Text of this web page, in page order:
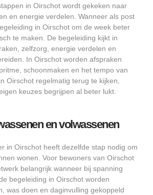
in Oirschot wordt gekeken naar
en energie verdelen. Wanneer als post
in Oirschot om de week beter
te maken. De begeleiding kijkt in
zelfzorg, energie verdelen en
In Oirschot worden afspraken
schoonmaken en het tempo van
Oirschot regelmatig terug te kijken,
keuzes begrijpen al beter lukt.
en volwassenen
in Oirschot heeft dezelfde stap nodig om
wonen. Voor bewoners van Oirschot
belangrijk wanneer bij spanning
begeleiding in Oirschot worden
was doen en daginvulling gekoppeld